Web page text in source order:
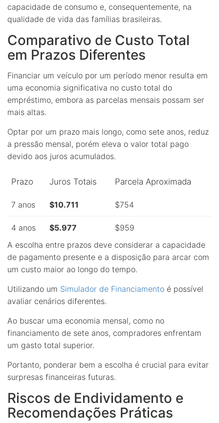
capacidade de consumo e, consequentemente, na
qualidade de vida das famílias brasileiras.
Comparativo de Custo Total
em Prazos Diferentes
Financiar um veículo por um período menor resulta em
uma economia significativa no custo total do
empréstimo, embora as parcelas mensais possam ser
mais altas.
Optar por um prazo mais longo, como sete anos, reduz
a pressão mensal, porém eleva o valor total pago
devido aos juros acumulados.
Prazo Juros Totais Parcela Aproximada
7 anos $10.711 $754
4 anos $5.977
$959
A escolha entre prazos deve considerar a capacidade
de pagamento presente e a disposição para arcar com
um custo maior ao longo do tempo.
Utilizando um Simulador de Financiamento é possível
avaliar cenários diferentes.
Ao buscar uma economia mensal, como no
financiamento de sete anos, compradores enfrentam
um gasto total superior.
Portanto, ponderar bem a escolha é crucial para evitar
surpresas financeiras futuras.
Riscos de Endividamento e
Recomendações Práticas